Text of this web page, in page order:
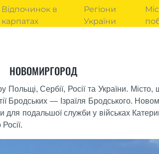
Відпочинок в
карпатах
Регіони
України
НОВОМИРГОРОД
Сербії, Росії та України.
Бродських — Ізраїля Бродського.
подальшої служби у військах